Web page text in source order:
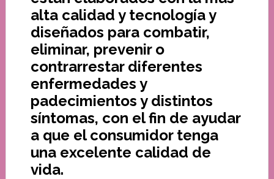
alta calidad y tecnología y
diseñados para combatir,
eliminar, prevenir o
contrarrestar diferentes
enfermedades y
padecimientos y distintos
síntomas, con el fin de ayudar
a que el consumidor tenga
una excelente calidad de
vida.